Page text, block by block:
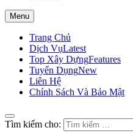
Menu
Trang Chủ
Dịch VụLatest
Top Xây DựngFeatures
Tuyển DụngNew
Liên Hệ
Chính Sách Và Bảo Mật
Tìm kiếm cho: